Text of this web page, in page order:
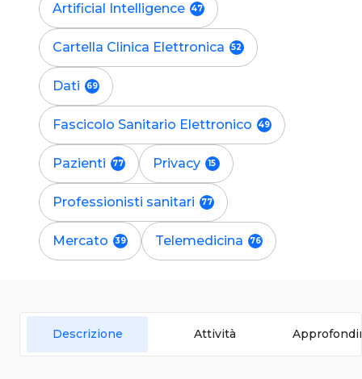
Artificial Intelligence
Cartella Clinica Elettronica
Dati
Fascicolo Sanitario Elettronico
Pazienti Privacy
Professionisti sanitari
Mercato Telemedicina
Descrizione Attività